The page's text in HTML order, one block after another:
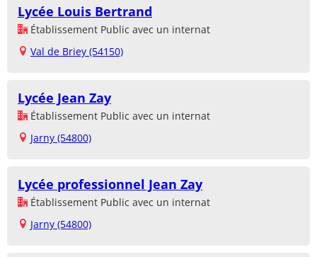
Lycée Louis Bertrand
Établissement Public avec un internat
Val de Briey (54150)
Lycée Jean Zay
Établissement Public avec un internat
Jarny (54800)
Lycée professionnel Jean Zay
Établissement Public avec un internat
Jarny (54800)